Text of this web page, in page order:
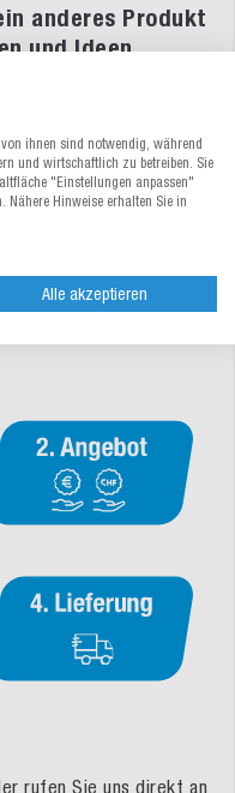
anderes Produkt
und Ideen
Design, spezielle
oder auf Ihre
und kümmern uns um die
Verpackung – so
rufen Sie uns direkt an
ihnen sind notwendig, während
und wirtschaftlich zu betreiben. Sie
"Einstellungen anpassen"
Hinweise erhalten Sie in
Alle akzeptieren